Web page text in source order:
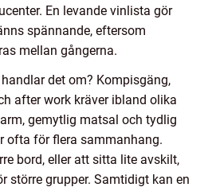
En levande vinlista gör
spännande, eftersom
mellan gångerna.
det om? Kompisgäng,
after work kräver ibland olika
gemytlig matsal och tydlig
ofta för flera sammanhang.
bord, eller att sitta lite avskilt,
större grupper. Samtidigt kan en